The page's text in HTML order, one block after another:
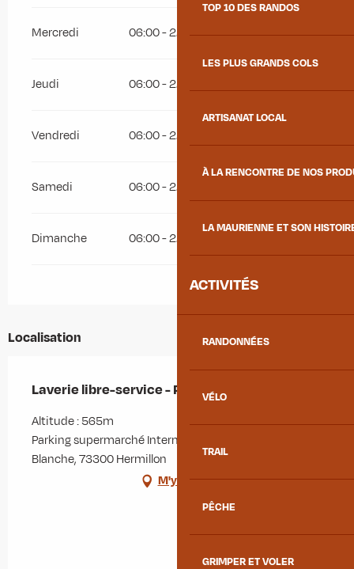
TOP 10 DES RANDOS
LES PLUS GRANDS COLS
ARTISANAT LOCAL
À LA RENCONTRE DE NOS
LA MAURIENNE ET SON
ACTIVITÉS
RANDONNÉES
VÉLO
TRAIL
PÊCHE
GRIMPER ET VOLER
Mercredi 06:00 - 22:00
Jeudi 06:00 - 22:00
Vendredi 06:00 - 22:00
Samedi 06:00 - 22:00
Dimanche 06:00 - 22:00
Localisation
Laverie libre-service - Parking Intermarché
Altitude : 565m
Parking supermarché Intermarché, 51 rue de la Houille
Blanche, 73300 Hermillon
M'y rendre